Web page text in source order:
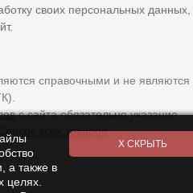
своих персональных
справочными и не являются
с сайта обязательно указание
Список всех товаров
а также в
целях.